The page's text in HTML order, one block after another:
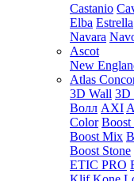
Castanio
Elba Estrella
Navara
Ascot
New
Atlas
3D Wall 3D
Волл AXI
Color Boost
Boost Mix
Boost Stone
ETIC PRO